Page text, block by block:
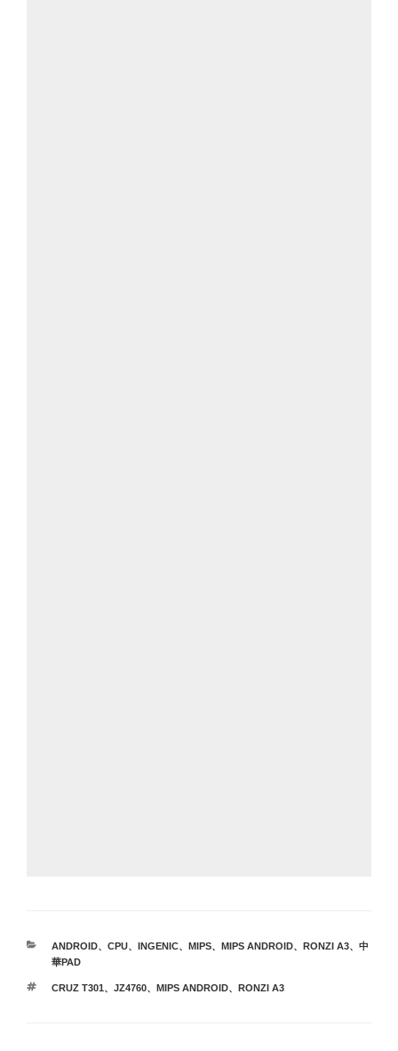
カ
テ
リ
ANDROID、 CPU、 INGENIC、 MIPS、 MIPS ANDROID、 RONZI A3、 中
華PAD
タ
CRUZ T301、 JZ4760、 MIPS ANDROID、 RONZI A3